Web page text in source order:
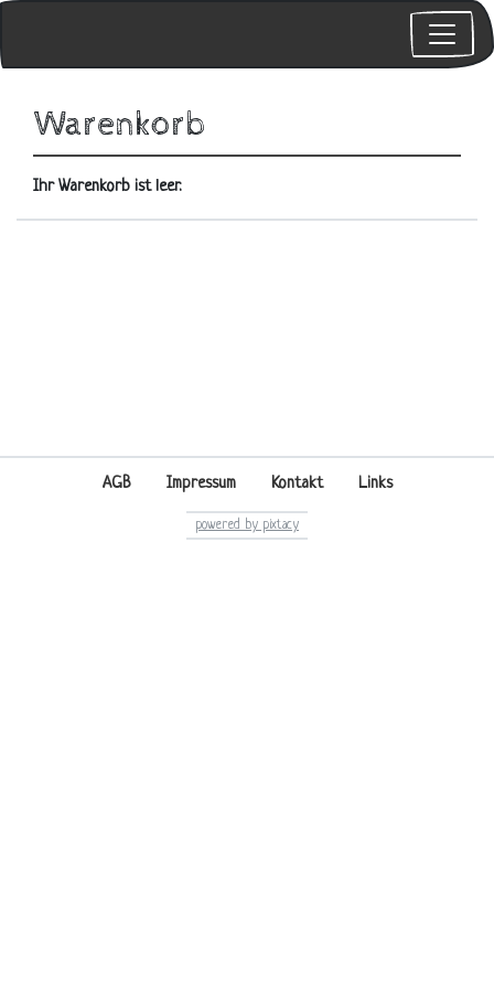
Warenkorb
Ihr Warenkorb ist leer.
AGB Impressum Kontakt Links
powered by pixtacy